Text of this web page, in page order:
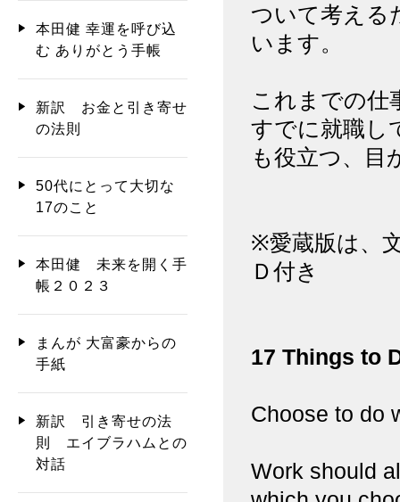
ついて考える
います。
これまでの仕
すでに就職し
も役立つ、目
※愛蔵版は、
Ｄ付き
17 Things to
Choose to do
Work should
本田健 幸運を呼び込
む ありがとう手帳
新訳 お金と引き寄せ
の法則
50代にとって大切な
17のこと
本田健 未来を開く手
帳２０２３
まんが 大富豪からの
手紙
新訳 引き寄せの法
則 エイブラハムとの
対話